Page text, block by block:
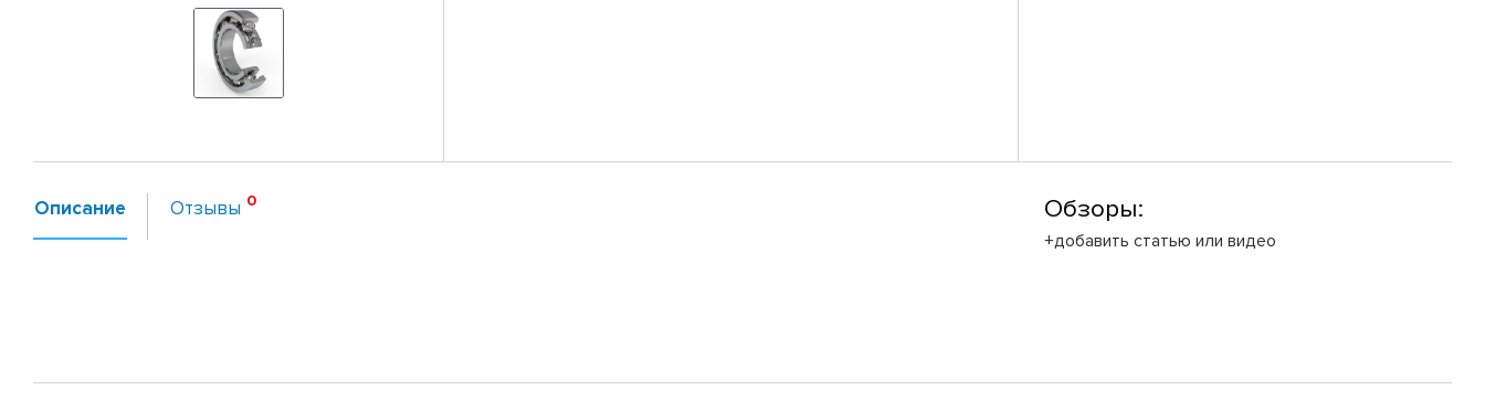
Описание Отзывы Обзоры:
+добавить статью или видео